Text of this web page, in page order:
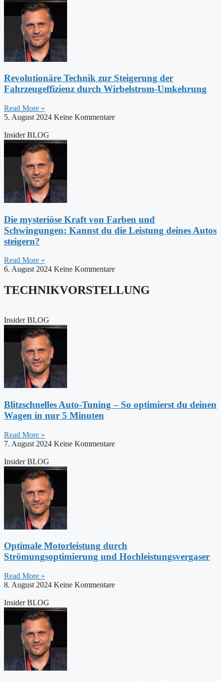
Revolutionäre Technik zur Steigerung der
Fahrzeugeffizienz durch Wirbelstrom-Umkehrung
Read More »
5. August 2024 Keine Kommentare
Insider BLOG
Die mysteriöse Kraft von Farben und
Schwingungen: Kannst du die Leistung deines Autos
steigern?
Read More »
6. August 2024 Keine Kommentare
TECHNIKVORSTELLUNG
Insider BLOG
Blitzschnelles Auto-Tuning – So optimierst du deinen
Wagen in nur 5 Minuten
Read More »
7. August 2024 Keine Kommentare
Insider BLOG
Optimale Motorleistung durch
Strömungsoptimierung und Hochleistungsvergaser
Read More »
8. August 2024 Keine Kommentare
Insider BLOG